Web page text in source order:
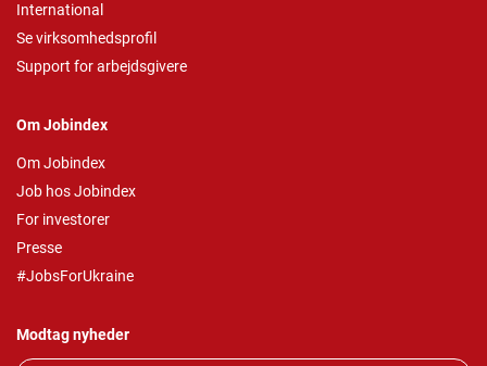
International
Se virksomhedsprofil
Support for arbejdsgivere
Om Jobindex
Om Jobindex
Job hos Jobindex
For investorer
Presse
#JobsForUkraine
Modtag nyheder